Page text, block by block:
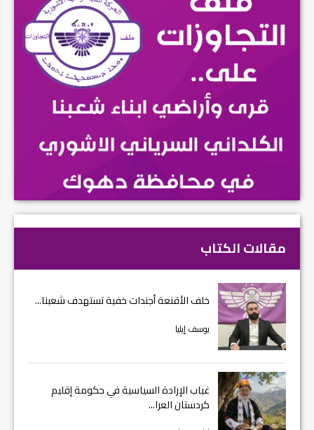
مقالات الكتاب
خلف الأقنعة أجندات خفية تستهدف شعبنا...
يوسف إيليا
غياب الإرادة السياسية في حكومة إقليم
كردستان العرا...